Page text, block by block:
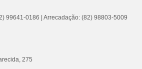
99641-0186 | Arrecadação: (82) 98803-5009
275